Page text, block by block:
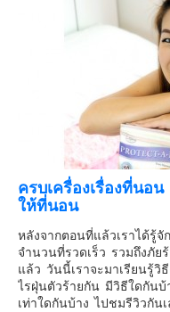
ภาคกลาง
ทริปต่างประเทศ
อิตาลี
ตุรกี-ตุรเคีย
เยอรมัน
ฝรั่งเศส
ออสเตรีย
ครบเครื่องเรื่องที่น
ให้ที่นอน
หลังจากตอนที่แล้วเราได้รู้
จำนวนที่รวดเร็ว รวมถึงภัย
แล้ว วันนี้เราจะมาเรียนรู้
ไรฝุ่นตัวร้ายกัน มีวิธีใดกัน
เท่าใดกันบ้าง ไปชมรีวิวกัน